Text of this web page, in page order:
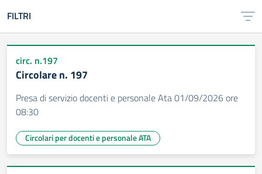
FILTRI
circ. n.197
Circolare n. 197
Presa di servizio docenti e personale Ata 01/09/2026 ore
08:30
Circolari per docenti e personale ATA